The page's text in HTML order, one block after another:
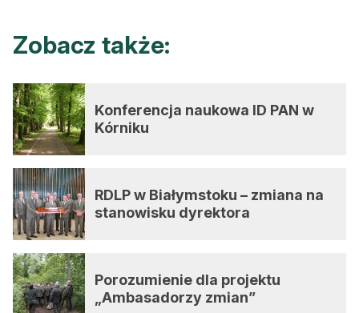
Zobacz także:
Konferencja naukowa ID PAN w
Kórniku
RDLP w Białymstoku – zmiana na
stanowisku dyrektora
Porozumienie dla projektu
„Ambasadorzy zmian”